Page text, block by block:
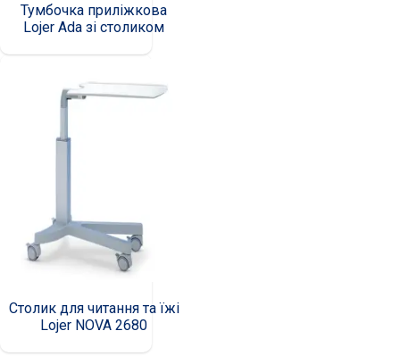
Тумбочка приліжкова
Lojer Ada зі столиком
Столик для читання та їжі
Lojer NOVA 2680